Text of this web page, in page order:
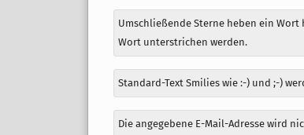
Umschließende Sterne heben ein
Wort unterstrichen werden.
Standard-Text Smilies wie :-) und ;-)
Die angegebene E-Mail-Adresse wird